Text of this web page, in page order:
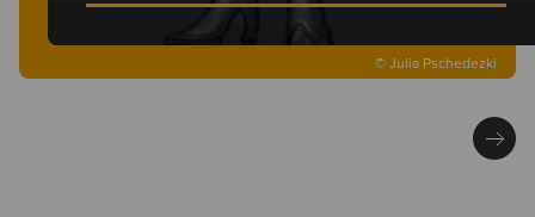
© Julia Pschedezki